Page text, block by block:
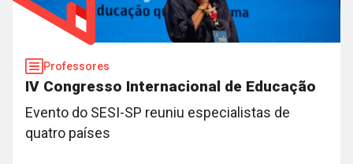
Professores
IV Congresso Internacional de Educação
Evento do SESI-SP reuniu especialistas de
quatro países